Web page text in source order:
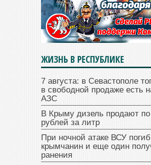
ЖИЗНЬ В РЕСПУБЛИКЕ
7 августа: в Севастополе
в свободной продаже есть
АЗС
В Крыму дизель продают по
рублей за литр
При ночной атаке ВСУ
крымчанин и еще один
ранения